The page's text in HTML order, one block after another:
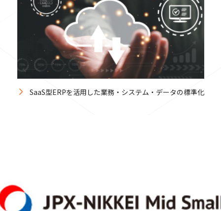
SaaS型ERPを活用した業務・システム・データの標準化